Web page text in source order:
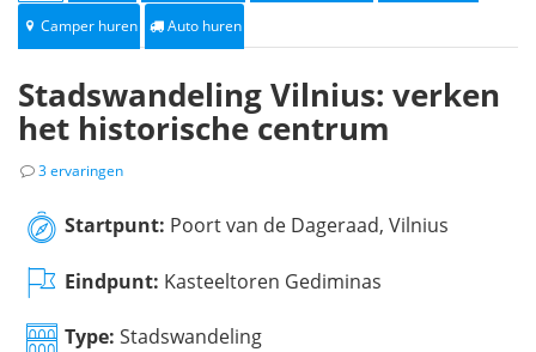
Camper huren Auto huren
Stadswandeling Vilnius: verken
het historische centrum
3 ervaringen
Startpunt: Poort van de Dageraad, Vilnius
Eindpunt: Kasteeltoren Gediminas
Type: Stadswandeling